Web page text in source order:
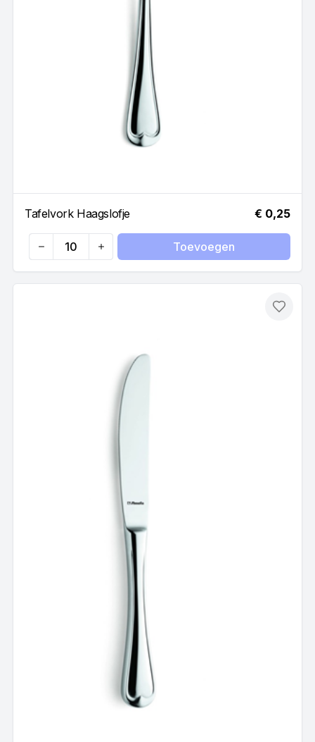
Tafelvork Haagslofje € 0,25
Quantity
Toevoegen